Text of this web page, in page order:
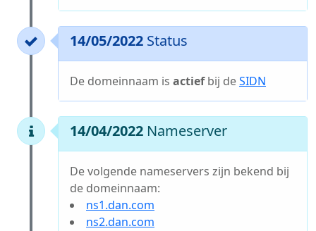
14/05/2022 Status
De domeinnaam is actiefbij deSIDN
14/04/2022 Nameserver
De volgende nameservers zijn bekend bij
de domeinnaam:
ns1.dan.com
ns2.dan.com